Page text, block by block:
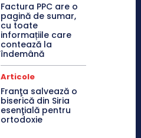
Factura PPC are o
pagină de sumar,
cu toate
informațiile care
contează la
îndemână
Articole
Franţa salvează o
biserică din Siria
esenţială pentru
ortodoxie